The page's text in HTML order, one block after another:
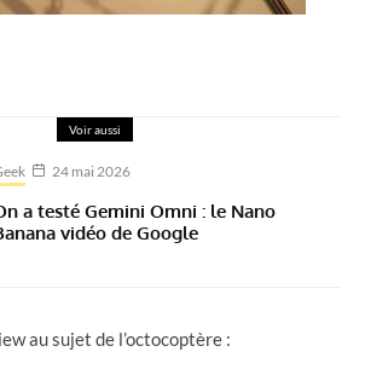
Voir aussi
24 mai 2026
a testé Gemini Omni : le Nano
vidéo de Google
au sujet de l’octocoptère :